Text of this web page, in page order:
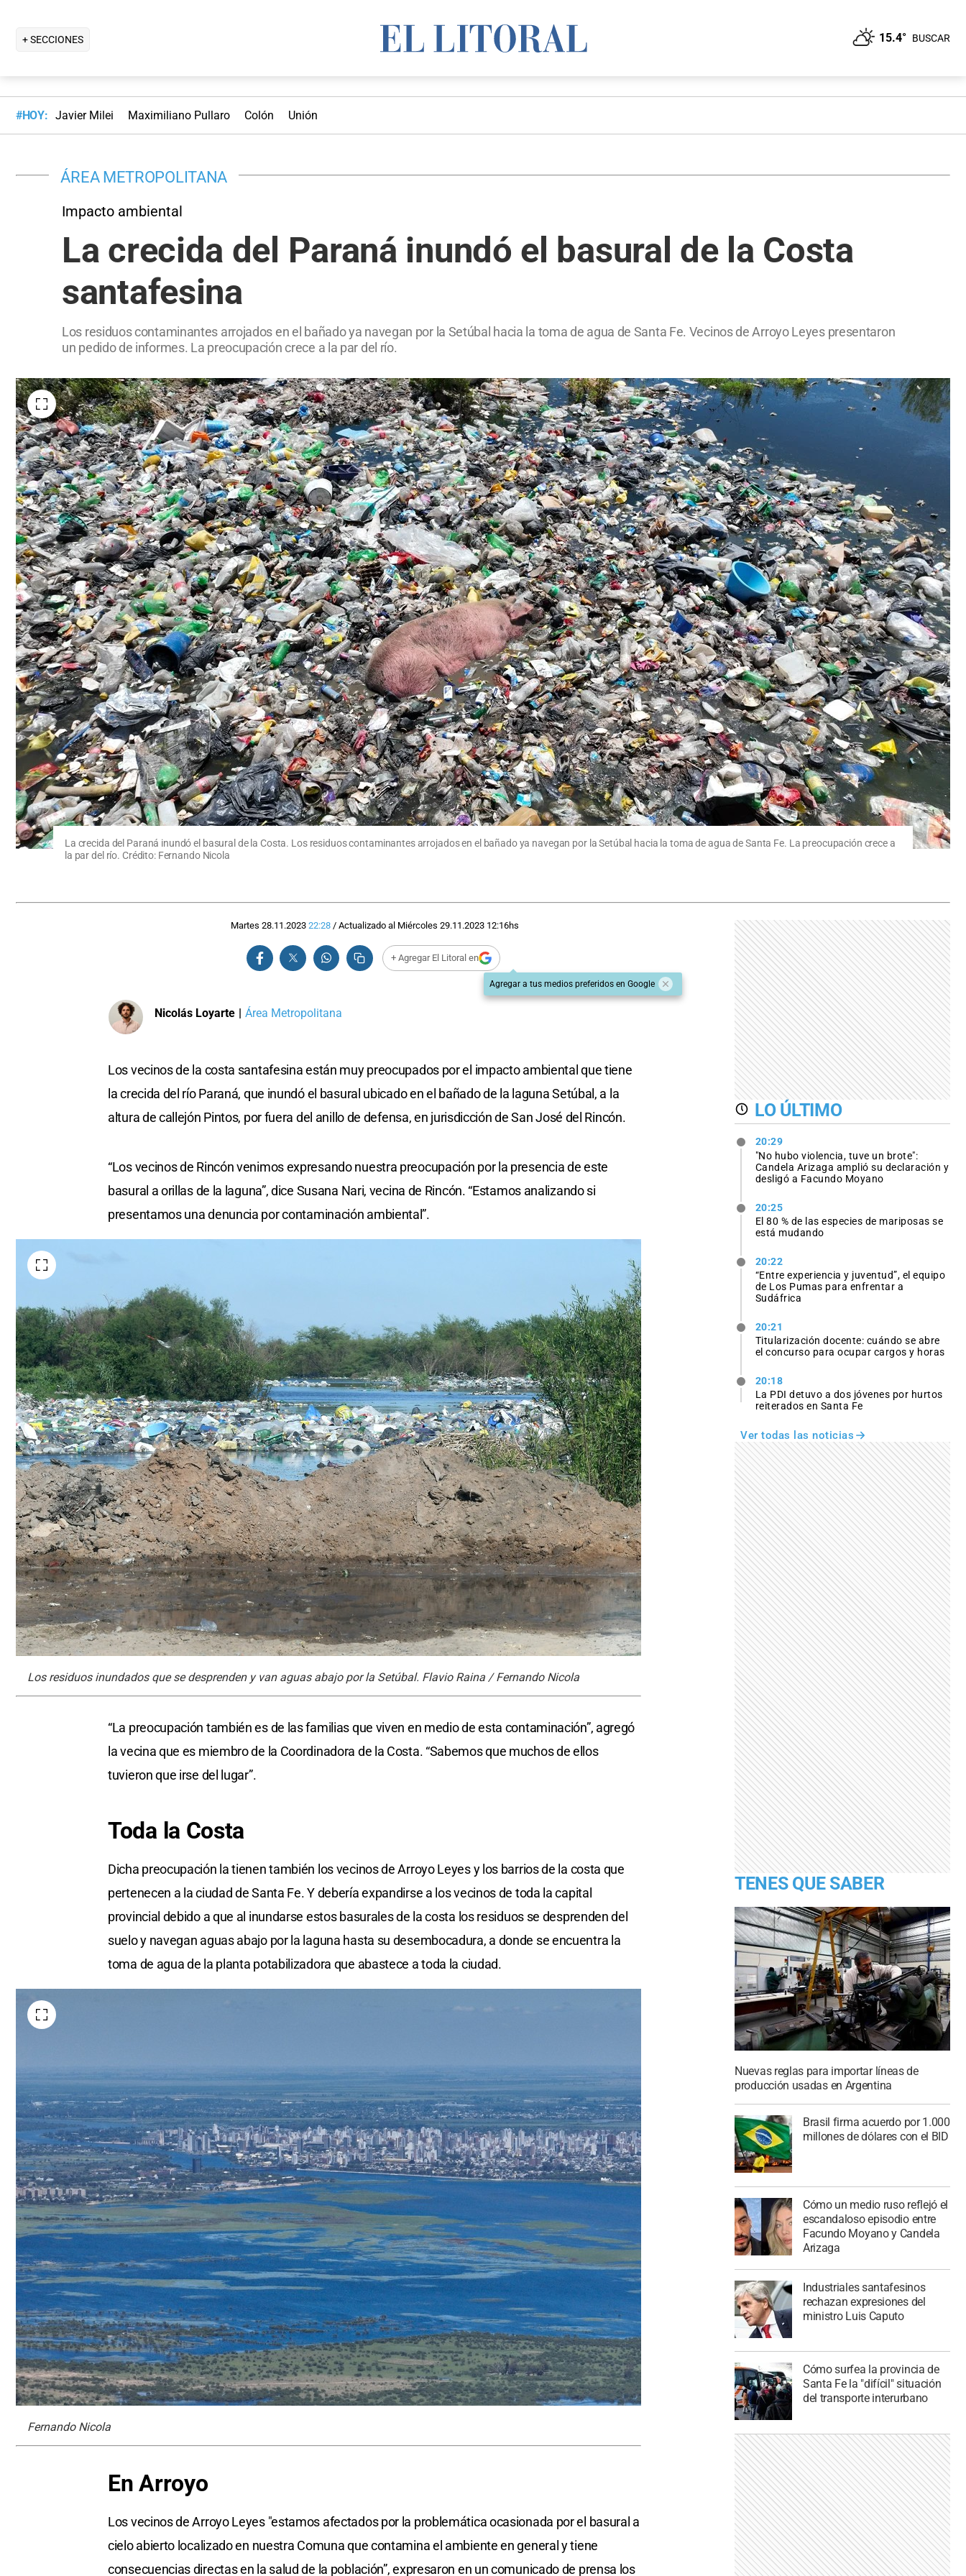
+ SECCIONES 15.4° BUSCAR
#HOY: Javier Milei Maximiliano Pullaro Colón Unión
ÁREA METROPOLITANA
Impacto ambiental
La crecida del Paraná inundó el basural de la Costa
santafesina
Los residuos contaminantes arrojados en el bañado ya navegan por la Setúbal hacia la toma de agua de Santa Fe. Vecinos de Arroyo Leyes presentaron
un pedido de informes. La preocupación crece a la par del río.
La crecida del Paraná inundó el basural de la Costa. Los residuos contaminantes arrojados en el bañado ya navegan por la Setúbal hacia la toma de agua de Santa Fe. La preocupación crece a
la par del río. Crédito: Fernando Nicola
Martes 28.11.2023 22:28/ Actualizado al Miércoles 29.11.2023 12:16hs
+ Agregar El Litoral en
Agregar a tus medios preferidos en Google
Nicolás Loyarte | Área Metropolitana
Los vecinos de la costa santafesina están muy preocupados por el impacto ambiental que tiene
la crecida del río Paraná, que inundó el basural ubicado en el bañado de la laguna Setúbal, a la
altura de callejón Pintos, por fuera del anillo de defensa, en jurisdicción de San José del Rincón.
“Los vecinos de Rincón venimos expresando nuestra preocupación por la presencia de este
basural a orillas de la laguna”, dice Susana Nari, vecina de Rincón. “Estamos analizando si
presentamos una denuncia por contaminación ambiental”.
Los residuos inundados que se desprenden y van aguas abajo por la Setúbal. Flavio Raina / Fernando Nicola
“La preocupación también es de las familias que viven en medio de esta contaminación”, agregó
la vecina que es miembro de la Coordinadora de la Costa. “Sabemos que muchos de ellos
tuvieron que irse del lugar”.
Toda la Costa
Dicha preocupación la tienen también los vecinos de Arroyo Leyes y los barrios de la costa que
pertenecen a la ciudad de Santa Fe. Y debería expandirse a los vecinos de toda la capital
provincial debido a que al inundarse estos basurales de la costa los residuos se desprenden del
suelo y navegan aguas abajo por la laguna hasta su desembocadura, a donde se encuentra la
toma de agua de la planta potabilizadora que abastece a toda la ciudad.
Fernando Nicola
En Arroyo
Los vecinos de Arroyo Leyes "estamos afectados por la problemática ocasionada por el basural a
cielo abierto localizado en nuestra Comuna que contamina el ambiente en general y tiene
consecuencias directas en la salud de la población”, expresaron en un comunicado de prensa los
LO ÚLTIMO
20:29
"No hubo violencia, tuve un brote":
Candela Arizaga amplió su declaración y
desligó a Facundo Moyano
20:25
El 80 % de las especies de mariposas se
está mudando
20:22
“Entre experiencia y juventud”, el equipo
de Los Pumas para enfrentar a
Sudáfrica
20:21
Titularización docente: cuándo se abre
el concurso para ocupar cargos y horas
20:18
La PDI detuvo a dos jóvenes por hurtos
reiterados en Santa Fe
Ver todas las noticias
TENES QUE SABER
Nuevas reglas para importar líneas de
producción usadas en Argentina
Brasil firma acuerdo por 1.000
millones de dólares con el BID
Cómo un medio ruso reflejó el
escandaloso episodio entre
Facundo Moyano y Candela
Arizaga
Industriales santafesinos
rechazan expresiones del
ministro Luis Caputo
Cómo surfea la provincia de
Santa Fe la "difícil" situación
del transporte interurbano